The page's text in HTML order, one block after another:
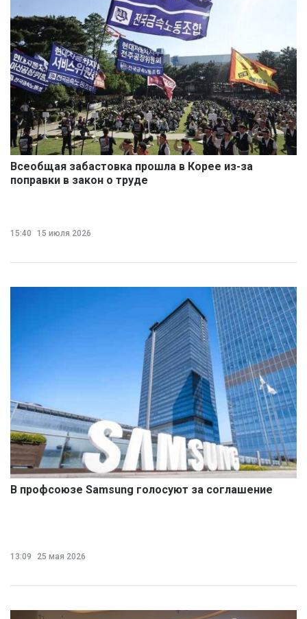
Всеобщая забастовка прошла в Корее из-за
поправки в закон о труде
15:40 15 июля 2026
В профсоюзе Samsung голосуют за соглашение
13:09 25 мая 2026